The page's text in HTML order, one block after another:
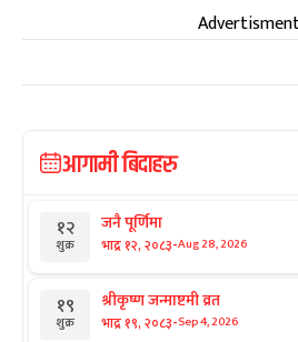
आगामी बिदाहरु
१२
शुक्र
जनै पूर्णिमा
भाद्र १२, २०८३-Aug 28, 2026
१९
शुक्र
श्रीकृष्ण जन्माष्टमी व्रत
भाद्र १९, २०८३-Sep 4, 2026